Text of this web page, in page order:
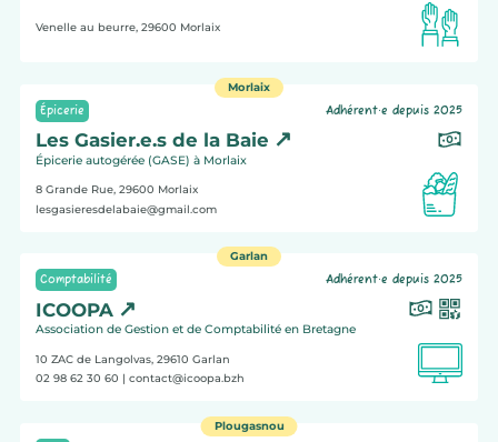
Venelle au beurre, 29600 Morlaix
Morlaix
Épicerie
Adhérent·e depuis 2025
Les Gasier.e.s de la Baie
Épicerie autogérée (GASE) à Morlaix
8 Grande Rue, 29600 Morlaix
lesgasieresdelabaie@gmail.com
Garlan
Comptabilité
Adhérent·e depuis 2025
ICOOPA
Association de Gestion et de Comptabilité en Bretagne
10 ZAC de Langolvas, 29610 Garlan
02 98 62 30 60 | contact@icoopa.bzh
Plougasnou